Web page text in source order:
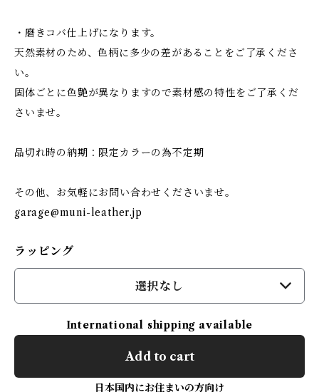
・磨きコバ仕上げになります。
天然素材のため、色柄に多少の差があることをご了承くださ
い。
固体ごとに色艶が異なりますので素材感の特性をご了承くだ
さいませ。
品切れ時の納期：限定カラーの為不定期
その他、お気軽にお問い合わせくださいませ。
garage@muni-leather.jp
ラッピング
選択なし
International shipping available
Add to cart
日本国内にお住まいの方向け